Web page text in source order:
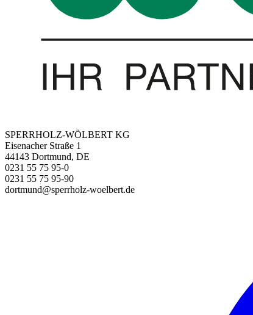
SPERRHOLZ-WÖLBERT KG
Eisenacher Straße 1
44143 Dortmund, DE
0231 55 75 95-0
0231 55 75 95-90
dortmund@sperrholz-woelbert.de